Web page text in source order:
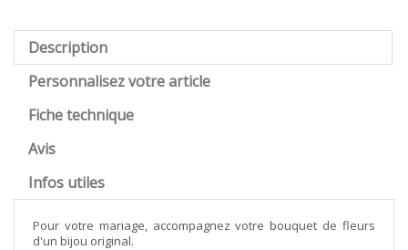
Description
Personnalisez votre article
Fiche technique
Avis
Infos utiles
Pour votre mariage, accompagnez votre bouquet de fleurs
d'un bijou original.